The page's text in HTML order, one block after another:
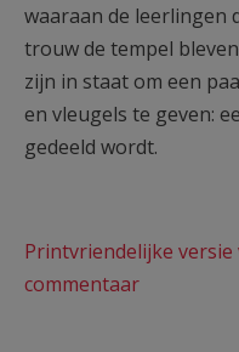
waaraan de leerlingen
trouw de tempel
zijn in staat om een
en vleugels te geven:
gedeeld wordt.
Printvriendelijke
commentaar